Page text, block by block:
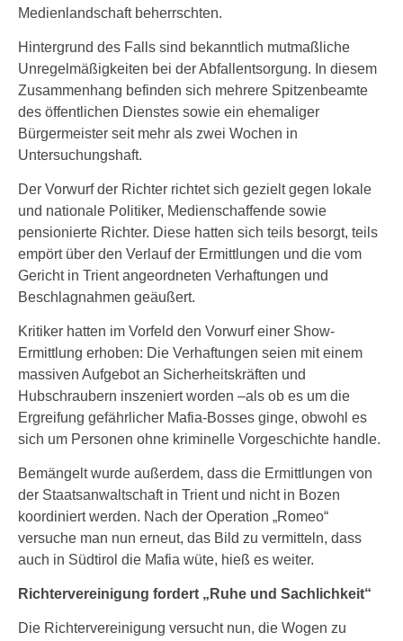
Medienlandschaft beherrschten.
Hintergrund des Falls sind bekanntlich mutmaßliche
Unregelmäßigkeiten bei der Abfallentsorgung. In diesem
Zusammenhang befinden sich mehrere Spitzenbeamte
des öffentlichen Dienstes sowie ein ehemaliger
Bürgermeister seit mehr als zwei Wochen in
Untersuchungshaft.
Der Vorwurf der Richter richtet sich gezielt gegen lokale
und nationale Politiker, Medienschaffende sowie
pensionierte Richter. Diese hatten sich teils besorgt, teils
empört über den Verlauf der Ermittlungen und die vom
Gericht in Trient angeordneten Verhaftungen und
Beschlagnahmen geäußert.
Kritiker hatten im Vorfeld den Vorwurf einer Show-
Ermittlung erhoben: Die Verhaftungen seien mit einem
massiven Aufgebot an Sicherheitskräften und
Hubschraubern inszeniert worden –als ob es um die
Ergreifung gefährlicher Mafia-Bosses ginge, obwohl es
sich um Personen ohne kriminelle Vorgeschichte handle.
Bemängelt wurde außerdem, dass die Ermittlungen von
der Staatsanwaltschaft in Trient und nicht in Bozen
koordiniert werden. Nach der Operation „Romeo“
versuche man nun erneut, das Bild zu vermitteln, dass
auch in Südtirol die Mafia wüte, hieß es weiter.
Richtervereinigung fordert „Ruhe und Sachlichkeit“
Die Richtervereinigung versucht nun, die Wogen zu